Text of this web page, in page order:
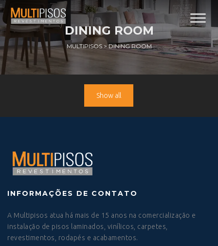
DINING ROOM
MULTIPISOS>DINING ROOM
Show all
INFORMAÇÕES DE CONTATO
A Multipisos atua há mais de 15 anos na comercialização e
instalação de pisos laminados, vinílicos, carpetes,
revestimentos, rodapés e acabamentos.